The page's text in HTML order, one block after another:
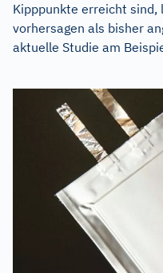
Kipppunkte erreicht sind,
vorhersagen als bisher
aktuelle Studie am